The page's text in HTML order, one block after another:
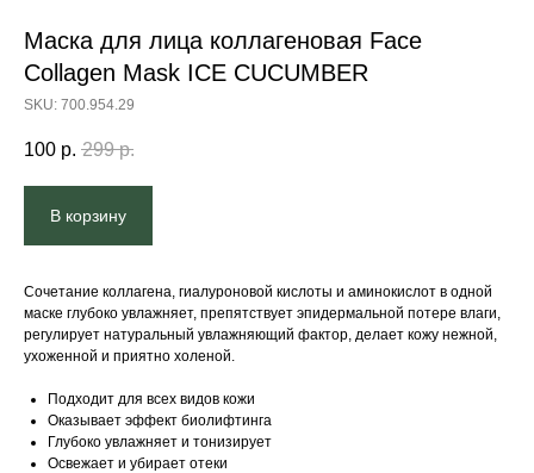
Маска для лица коллагеновая Face
Collagen Mask ICE CUCUMBER
SKU: 700.954.29
100 р. 299 р.
В корзину
Сочетание коллагена, гиалуроновой кислоты и аминокислот в одной
маске глубоко увлажняет, препятствует эпидермальной потере влаги,
регулирует натуральный увлажняющий фактор, делает кожу нежной,
ухоженной и приятно холеной.
Подходит для всех видов кожи
Оказывает эффект биолифтинга
Глубоко увлажняет и тонизирует
Освежает и убирает отеки